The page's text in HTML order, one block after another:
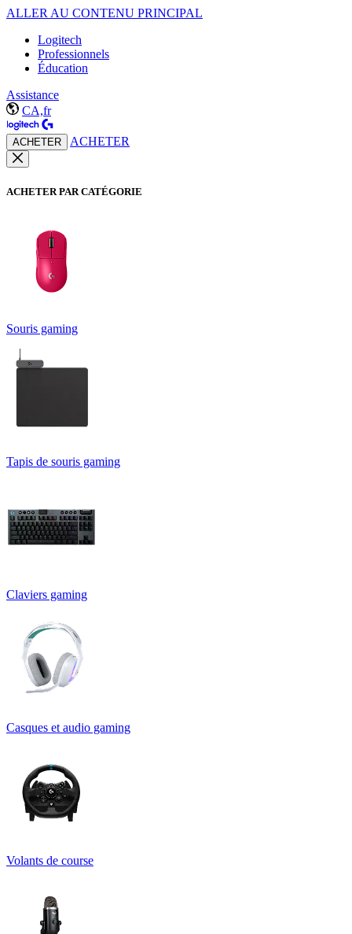
ALLER AU CONTENU PRINCIPAL
Logitech
Professionnels
Éducation
Assistance
CA,fr
ACHETER ACHETER
ACHETER PAR CATÉGORIE
Souris gaming
Tapis de souris gaming
Claviers gaming
Casques et audio gaming
Volants de course